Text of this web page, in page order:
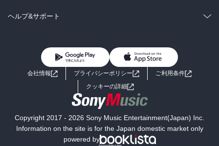
BL・TL
雑誌・グラビア
ラノベ
コミック
ライトノベル 男子向けラノベ
小説
海外小説
ミステリー SF
ヘルプ&サポート
よくあるご質問 お問い合わせ
会社情報 プライバシーポリシー
ご利用条件
クッキーの詳細
Copyright 2017 - 2026 Sony Music Entertainment(Japan) Inc.
Information on the site is for the Japan domestic market only
powered by